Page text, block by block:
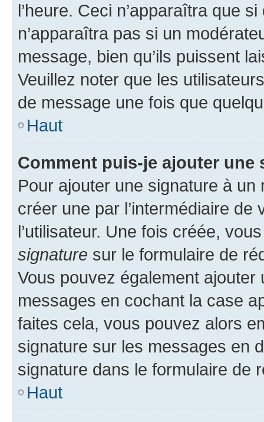
l’heure. Ceci n’apparaîtra que
n’apparaîtra pas si un
message, bien qu’ils puissent
Veuillez noter que les
de message une fois que
Haut
Comment puis-je ajouter une
Pour ajouter une signature à un
créer une par l’intermédiaire
l’utilisateur. Une fois créée,
signature sur le formulaire de
Vous pouvez également
messages en cochant la case
faites cela, vous pouvez alors
signature sur les messages en
signature dans le formulaire de
Haut